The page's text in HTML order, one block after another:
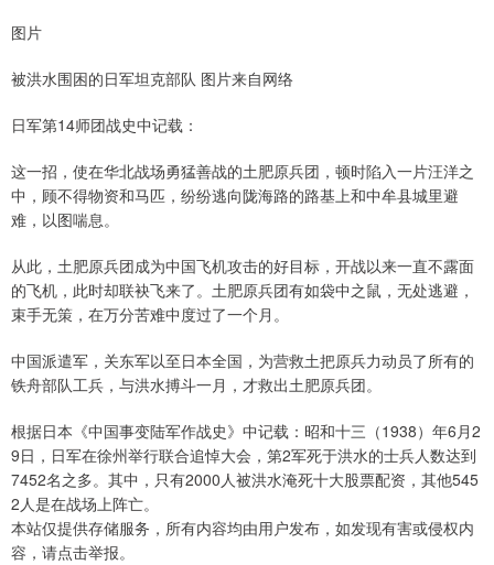
图片
被洪水围困的日军坦克部队 图片来自网络
日军第14师团战史中记载：
这一招，使在华北战场勇猛善战的土肥原兵团，顿时陷入一片汪洋之
中，顾不得物资和马匹，纷纷逃向陇海路的路基上和中牟县城里避
难，以图喘息。
从此，土肥原兵团成为中国飞机攻击的好目标，开战以来一直不露面
的飞机，此时却联袂飞来了。土肥原兵团有如袋中之鼠，无处逃避，
束手无策，在万分苦难中度过了一个月。
中国派遣军，关东军以至日本全国，为营救土把原兵力动员了所有的
铁舟部队工兵，与洪水搏斗一月，才救出土肥原兵团。
根据日本《中国事变陆军作战史》中记载：昭和十三（1938）年6月2
9日，日军在徐州举行联合追悼大会，第2军死于洪水的士兵人数达到
7452名之多。其中，只有2000人被洪水淹死十大股票配资，其他545
2人是在战场上阵亡。
本站仅提供存储服务，所有内容均由用户发布，如发现有害或侵权内
容，请点击举报。